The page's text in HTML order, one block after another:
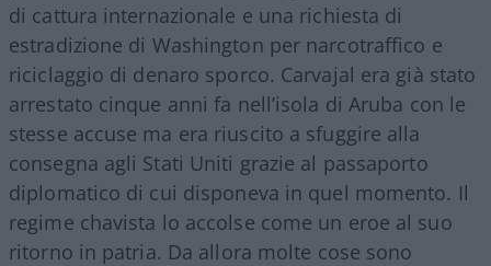
di cattura internazionale e una richiesta di
estradizione di Washington per narcotraffico e
riciclaggio di denaro sporco. Carvajal era già stato
arrestato cinque anni fa nell’isola di Aruba con le
stesse accuse ma era riuscito a sfuggire alla
consegna agli Stati Uniti grazie al passaporto
diplomatico di cui disponeva in quel momento. Il
regime chavista lo accolse come un eroe al suo
ritorno in patria. Da allora molte cose sono